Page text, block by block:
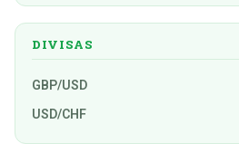
DIVISAS
GBP/USD
USD/CHF